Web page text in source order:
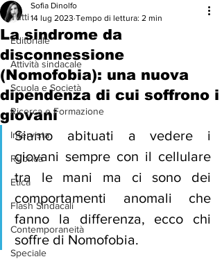
Tutti
Editoriale
Attività sindacale
Scuola e Società
Ricerca e Formazione
Intervista
Rubrica
Etica
Flash Sindacali
Contemporaneità
Speciale
La sindrome da
disconnessione
(Nomofobia): una nuova
dipendenza di cui soffrono i
giovani
Sofia Dinolfo
14 lug 2023 Tempo di lettura: 2 min
Siamo abituati a vedere i
giovani sempre con il cellulare
tra le mani ma ci sono dei
comportamenti anomali che
fanno la differenza, ecco chi
soffre di Nomofobia.